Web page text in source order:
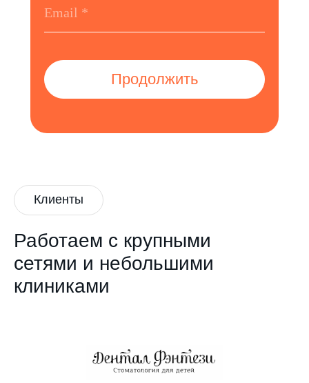
Продолжить
Работаем с крупными
сетями и небольшими
клиниками
Клиенты